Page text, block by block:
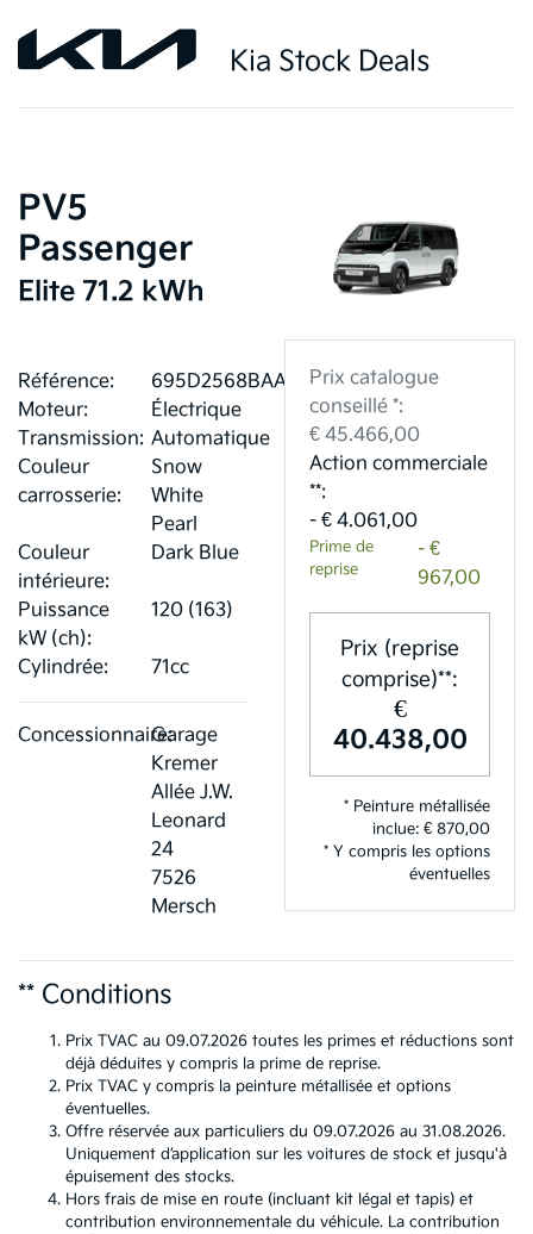
Kia Stock Deals
PV5
Passenger
Elite 71.2 kWh
Référence:
695D2568BAA9C
Moteur:
Électrique
Transmission: Automatique
Couleur
carrosserie:
Snow
White
Pearl
Couleur
intérieure:
Dark Blue
Puissance
kW (ch):
120 (163)
Cylindrée: 71cc
Concessionnaire:Garage
Kremer
Allée J.W.
Leonard
24
7526
Mersch
Prix catalogue
conseillé *:
€ 45.466,00
Action commerciale
**:
- € 4.061,00
Prime de
reprise
- €
967,00
Prix (reprise
comprise)**:
€
40.438,00
* Peinture métallisée
inclue: € 870,00
* Y compris les options
éventuelles
** Conditions
Prix TVAC au 09.07.2026 toutes les primes et réductions sont
déjà déduites y compris la prime de reprise.
Prix TVAC y compris la peinture métallisée et options
éventuelles.
Offre réservée aux particuliers du 09.07.2026 au 31.08.2026.
Uniquement d’application sur les voitures de stock et jusqu'à
épuisement des stocks.
Hors frais de mise en route (incluant kit légal et tapis) et
contribution environnementale du véhicule. La contribution